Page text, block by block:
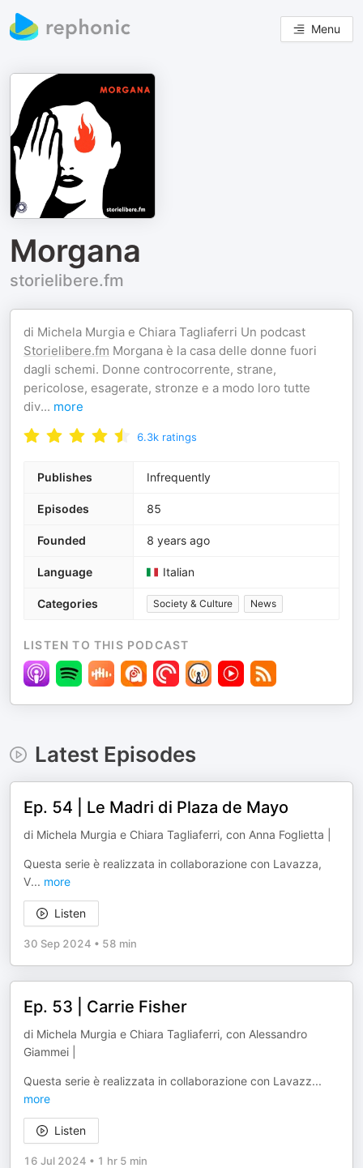
Menu
Morgana
storielibere.fm
di Michela Murgia e Chiara Tagliaferri Un podcast
Storielibere.fm Morgana è la casa delle donne fuori
dagli schemi. Donne controcorrente, strane,
pericolose, esagerate, stronze e a modo loro tutte
div... more
6.3k ratings
Publishes Infrequently
Episodes 85
Founded 8 years ago
Language Italian
Categories Society & Culture News
LISTEN TO THIS PODCAST
Latest Episodes
Ep. 54 | Le Madri di Plaza de Mayo
di Michela Murgia e Chiara Tagliaferri, con Anna Foglietta |
Questa serie è realizzata in collaborazione con Lavazza,
V... more
Listen
30 Sep 2024 • 58 min
Ep. 53 | Carrie Fisher
di Michela Murgia e Chiara Tagliaferri, con Alessandro
Giammei |
Questa serie è realizzata in collaborazione con Lavazz...
more
Listen
16 Jul 2024 • 1 hr 5 min